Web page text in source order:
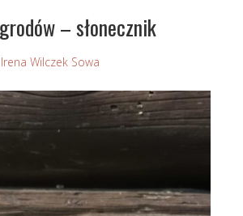
– słonecznik
Irena Wilczek Sowa